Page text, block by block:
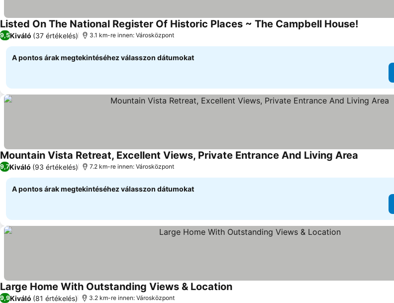
Listed On The National Register Of Historic Places ~ The Campbell House!
9,5Kiváló (37 értékelés) 3.1 km-re innen: Városközpont
A pontos árak megtekintéséhez válasszon dátumokat
Mountain Vista Retreat, Excellent Views, Private Entrance And Living Area
9,7Kiváló (93 értékelés) 7.2 km-re innen: Városközpont
A pontos árak megtekintéséhez válasszon dátumokat
Large Home With Outstanding Views & Location
9,9Kiváló (81 értékelés) 3.2 km-re innen: Városközpont